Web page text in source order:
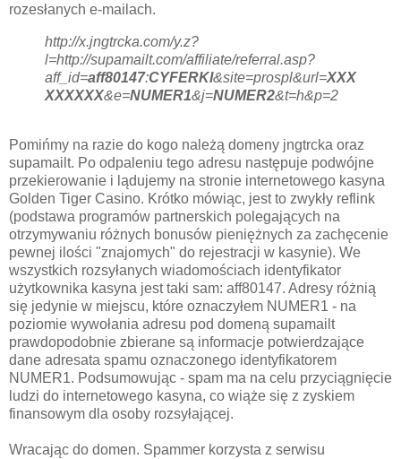
rozesłanych e-mailach.
http://x.jngtrcka.com/y.z?
l=http://supamailt.com/affiliate/referral.asp?
aff_id=aff80147:CYFERKI&site=prospl&url=XXX
XXXXXX&e=NUMER1&j=NUMER2&t=h&p=2
Pomińmy na razie do kogo należą domeny jngtrcka oraz
supamailt. Po odpaleniu tego adresu następuje podwójne
przekierowanie i lądujemy na stronie internetowego kasyna
Golden Tiger Casino. Krótko mówiąc, jest to zwykły reflink
(podstawa programów partnerskich polegających na
otrzymywaniu różnych bonusów pieniężnych za zachęcenie
pewnej ilości "znajomych" do rejestracji w kasynie). We
wszystkich rozsyłanych wiadomościach identyfikator
użytkownika kasyna jest taki sam: aff80147. Adresy różnią
się jedynie w miejscu, które oznaczyłem NUMER1 - na
poziomie wywołania adresu pod domeną supamailt
prawdopodobnie zbierane są informacje potwierdzające
dane adresata spamu oznaczonego identyfikatorem
NUMER1. Podsumowując - spam ma na celu przyciągnięcie
ludzi do internetowego kasyna, co wiąże się z zyskiem
finansowym dla osoby rozsyłającej.
Wracając do domen. Spammer korzysta z serwisu